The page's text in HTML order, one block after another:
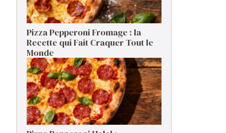
Pizza Pepperoni Fromage : la
Recette qui Fait Craquer Tout le
Monde